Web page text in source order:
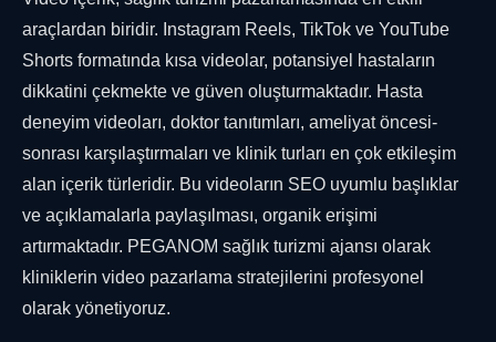
araçlardan biridir. Instagram Reels, TikTok ve YouTube
Shorts formatında kısa videolar, potansiyel hastaların
dikkatini çekmekte ve güven oluşturmaktadır. Hasta
deneyim videoları, doktor tanıtımları, ameliyat öncesi-
sonrası karşılaştırmaları ve klinik turları en çok etkileşim
alan içerik türleridir. Bu videoların SEO uyumlu başlıklar
ve açıklamalarla paylaşılması, organik erişimi
artırmaktadır. PEGANOM sağlık turizmi ajansı olarak
kliniklerin video pazarlama stratejilerini profesyonel
olarak yönetiyoruz.